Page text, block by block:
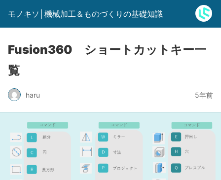
モノキソ│機械加工＆ものづくりの基礎知識
Fusion360 ショートカットキー一
覧
haru 5年前